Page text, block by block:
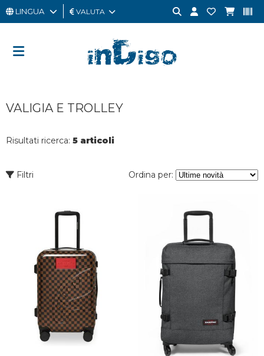
UOMO
CARD
LINGUA VALUTA
VALIGIA E TROLLEY
Risultati ricerca: 5 articoli
Filtri Ordina per: